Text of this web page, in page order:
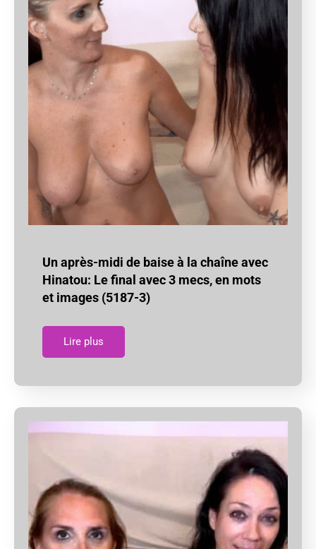
Un après-midi de baise à la chaîne avec
Hinatou: Le final avec 3 mecs, en mots
et images (5187-3)
Lire plus